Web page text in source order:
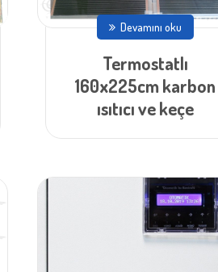
Devamını oku
Termostatlı
160x225cm karbon
ısıtıcı ve keçe